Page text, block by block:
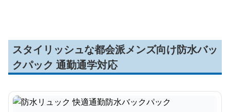
スタイリッシュな都会派メンズ向け防水バッ
クパック 通勤通学対応